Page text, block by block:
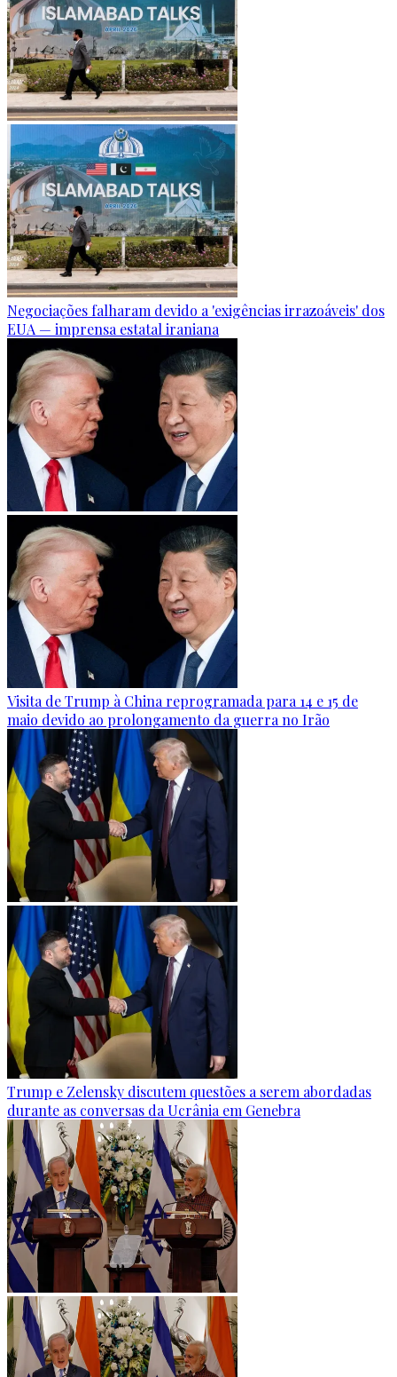
Negociações falharam devido a 'exigências irrazoáveis' dos
EUA — imprensa estatal iraniana
Visita de Trump à China reprogramada para 14 e 15 de
maio devido ao prolongamento da guerra no Irão
Trump e Zelensky discutem questões a serem abordadas
durante as conversas da Ucrânia em Genebra